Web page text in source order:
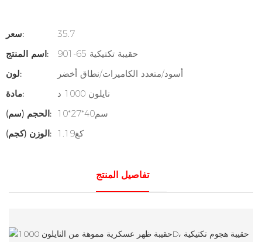
سعر:
35.7
اسم المنتج:
901-65 حقيبة تكتيكية
لون:
أسود/متعدد الكاميرات/نطاق أخضر
مادة:
نايلون 1000 د
الحجم (سم):
سم40*27*10
الوزن (كجم):
كغ1.19
تفاصيل المنتج